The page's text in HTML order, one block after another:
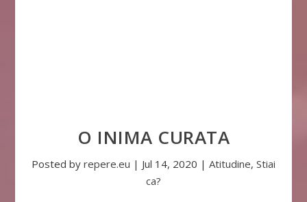
O INIMA CURATA
Posted by repere.eu | Jul 14, 2020 | Atitudine, Stiai
ca?